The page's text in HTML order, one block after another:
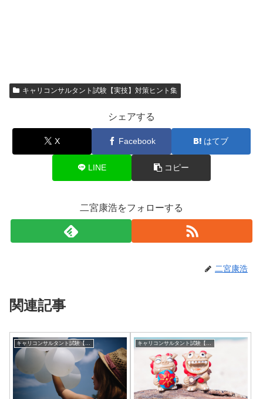
キャリコンサルタント試験【実技】対策ヒント集
シェアする
X Facebook はてブ
LINE コピー
二宮康浩をフォローする
二宮康浩
関連記事